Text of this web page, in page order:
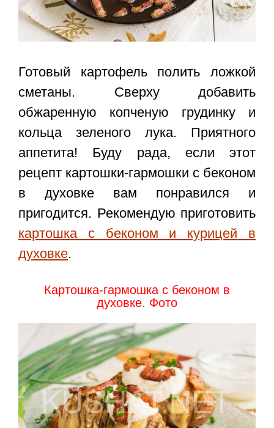
Готовый картофель полить ложкой
сметаны. Сверху добавить
обжаренную копченую грудинку и
кольца зеленого лука. Приятного
аппетита! Буду рада, если этот
рецепт картошки-гармошки с беконом
в духовке вам понравился и
пригодится. Рекомендую приготовить
картошка с беконом и курицей в
духовке.
Картошка-гармошка с беконом в
духовке. Фото